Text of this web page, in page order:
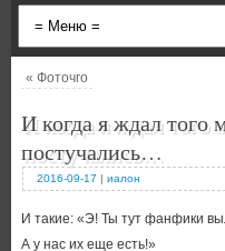
« Фоточго
И когда я ждал
постучались…
2016-09-17 | иалон
И такие: «Э! Ты тут фанфики
А у нас их еще есть!»